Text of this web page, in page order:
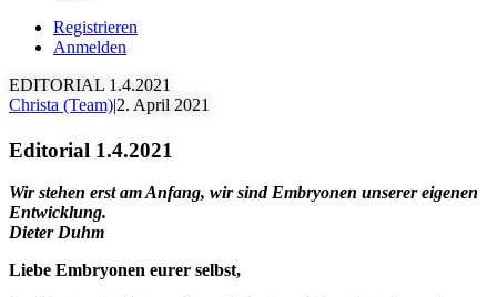
Registrieren
Anmelden
EDITORIAL 1.4.2021
Christa (Team)|2. April 2021
Editorial 1.4.2021
Wir stehen erst am Anfang, wir sind Embryonen unserer eigenen
Entwicklung.
Dieter Duhm
Liebe Embryonen eurer selbst,